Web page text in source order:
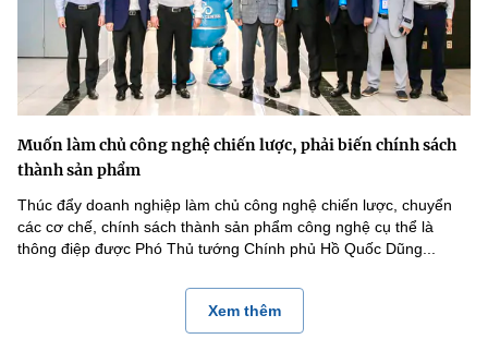
Muốn làm chủ công nghệ chiến lược, phải biến chính sách
thành sản phẩm
Thúc đẩy doanh nghiệp làm chủ công nghệ chiến lược, chuyển
các cơ chế, chính sách thành sản phẩm công nghệ cụ thể là
thông điệp được Phó Thủ tướng Chính phủ Hồ Quốc Dũng...
Xem thêm